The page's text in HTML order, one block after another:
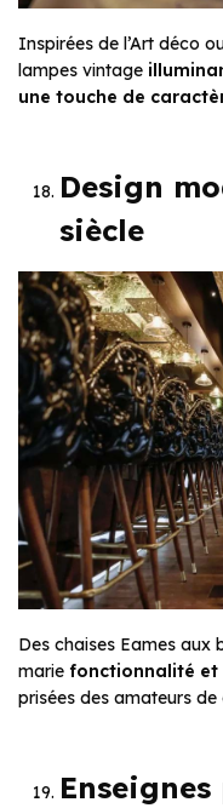
Inspirées de l’Art déco
lampes vintage
une touche de
Design
siècle
Des chaises Eames aux
marie fonctionnalité et
prisées des amateurs de